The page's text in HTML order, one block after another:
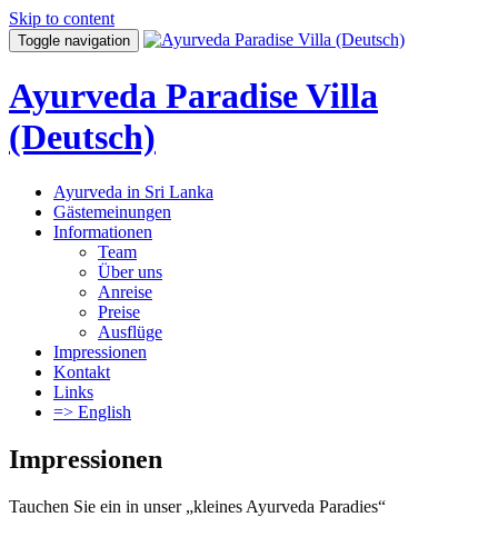
Skip to content
Toggle navigation
Ayurveda Paradise Villa
(Deutsch)
Ayurveda in Sri Lanka
Gästemeinungen
Informationen
Team
Über uns
Anreise
Preise
Ausflüge
Impressionen
Kontakt
Links
=> English
Impressionen
Tauchen Sie ein in unser „kleines Ayurveda Paradies“